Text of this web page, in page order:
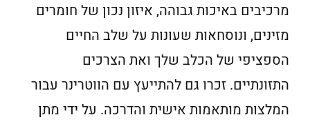
מרכיבים באיכות גבוהה, איזון נכון של חומרים
מזינים, ונוסחאות שעונות על שלב החיים
הספציפי של הכלב שלך ואת הצרכים
התזונתיים. זכרו גם להתייעץ עם הווטרינר עבור
המלצות מותאמות אישית והדרכה. על ידי מתן